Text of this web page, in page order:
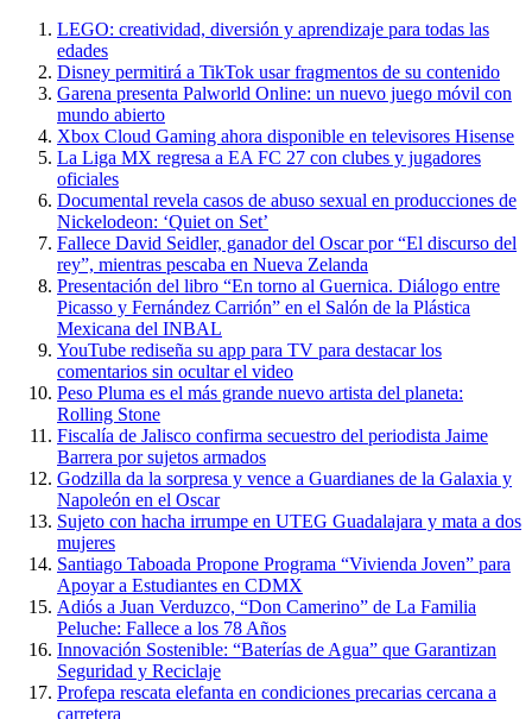
LEGO: creatividad, diversión y aprendizaje para todas las
edades
Disney permitirá a TikTok usar fragmentos de su contenido
Garena presenta Palworld Online: un nuevo juego móvil con
mundo abierto
Xbox Cloud Gaming ahora disponible en televisores Hisense
La Liga MX regresa a EA FC 27 con clubes y jugadores
oficiales
Documental revela casos de abuso sexual en producciones de
Nickelodeon: ‘Quiet on Set’
Fallece David Seidler, ganador del Oscar por “El discurso del
rey”, mientras pescaba en Nueva Zelanda
Presentación del libro “En torno al Guernica. Diálogo entre
Picasso y Fernández Carrión” en el Salón de la Plástica
Mexicana del INBAL
YouTube rediseña su app para TV para destacar los
comentarios sin ocultar el video
Peso Pluma es el más grande nuevo artista del planeta:
Rolling Stone
Fiscalía de Jalisco confirma secuestro del periodista Jaime
Barrera por sujetos armados
Godzilla da la sorpresa y vence a Guardianes de la Galaxia y
Napoleón en el Oscar
Sujeto con hacha irrumpe en UTEG Guadalajara y mata a dos
mujeres
Santiago Taboada Propone Programa “Vivienda Joven” para
Apoyar a Estudiantes en CDMX
Adiós a Juan Verduzco, “Don Camerino” de La Familia
Peluche: Fallece a los 78 Años
Innovación Sostenible: “Baterías de Agua” que Garantizan
Seguridad y Reciclaje
Profepa rescata elefanta en condiciones precarias cercana a
carretera